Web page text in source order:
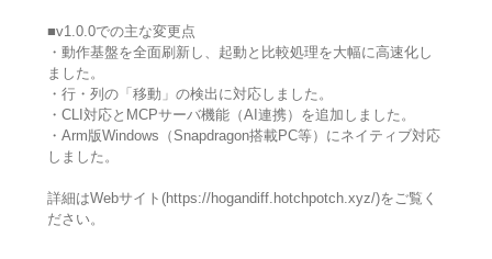
■v1.0.0での主な変更点
・動作基盤を全面刷新し、起動と比較処理を大幅に高速化し
ました。
・行・列の「移動」の検出に対応しました。
・CLI対応とMCPサーバ機能（AI連携）を追加しました。
・Arm版Windows（Snapdragon搭載PC等）にネイティブ対応
しました。
詳細はWebサイト(https://hogandiff.hotchpotch.xyz/)をご覧く
ださい。